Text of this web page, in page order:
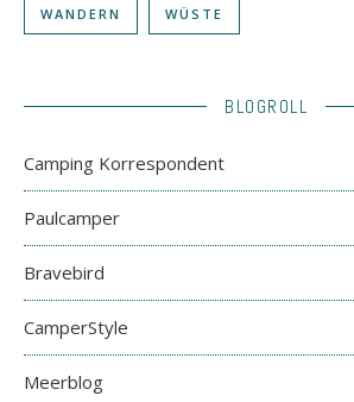
WANDERN WÜSTE
BLOGROLL
Camping Korrespondent
Paulcamper
Bravebird
CamperStyle
Meerblog